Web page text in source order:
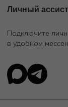
Личный
Подключите
в удобном